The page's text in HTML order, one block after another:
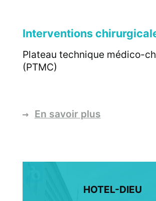
Interventions
Plateau technique médico-
(PTMC)
En savoir plus
HOTEL-DIEU